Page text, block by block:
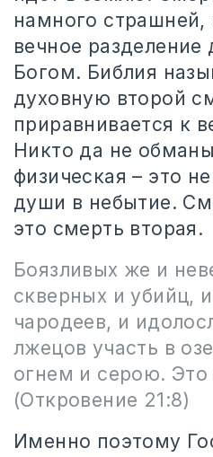
намного страшней,
вечное разделение
Богом. Библия
духовную второй
приравнивается к
Никто да не
физическая – это
души в небытие.
это смерть вторая.
Боязливых же и
скверных и убийц,
чародеев, и
лжецов участь в
огнем и серою. Это
(Откровение 21:8)
Именно поэтому